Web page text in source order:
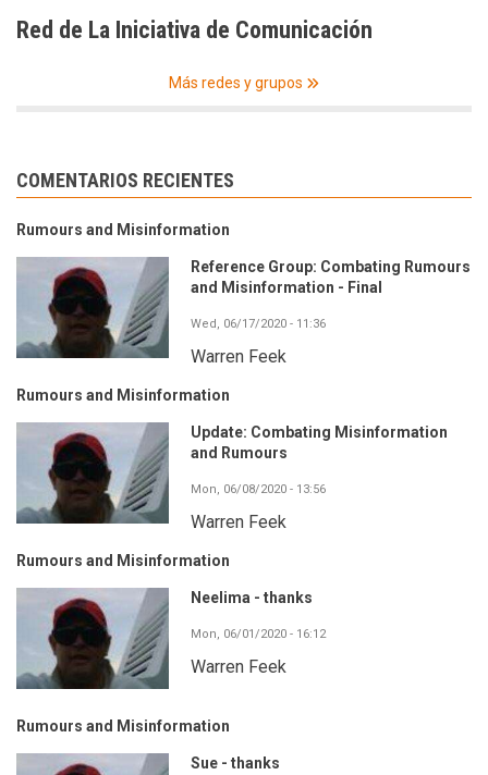
Red de La Iniciativa de Comunicación
Más redes y grupos
COMENTARIOS RECIENTES
Rumours and Misinformation
Reference Group: Combating Rumours
and Misinformation - Final
Wed, 06/17/2020 - 11:36
Warren Feek
Rumours and Misinformation
Update: Combating Misinformation
and Rumours
Mon, 06/08/2020 - 13:56
Warren Feek
Rumours and Misinformation
Neelima - thanks
Mon, 06/01/2020 - 16:12
Warren Feek
Rumours and Misinformation
Sue - thanks